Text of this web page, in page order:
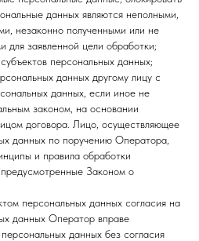
данных являются неполными,
незаконно полученными или не
для заявленной цели обработки;
персональных данных;
данных другому лицу с
данных, если иное не
законом, на основании
договора. Лицо, осуществляющее
данных по поручению Оператора,
и правила обработки
Законом о
персональных данных согласия на
данных Оператор вправе
данных без согласия